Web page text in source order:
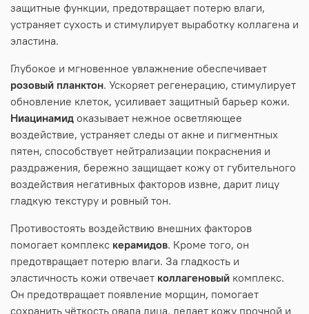
защитные функции, предотвращает потерю влаги,
устраняет сухость и стимулирует выработку коллагена и
эластина.
Глубокое и мгновенное увлажнение обеспечивает
розовый планктон. Ускоряет регенерацию, стимулирует
обновление клеток, усиливает защитный барьер кожи.
Ниацинамид оказывает нежное осветляющее
воздействие, устраняет следы от акне и пигментных
пятен, способствует нейтрализации покраснения и
раздражения, бережно защищает кожу от губительного
воздействия негативных факторов извне, дарит лицу
гладкую текстуру и ровный тон.
Противостоять воздействию внешних факторов
помогает комплекс керамидов. Кроме того, он
предотвращает потерю влаги. За гладкость и
эластичность кожи отвечает коллагеновый комплекс.
Он предотвращает появление морщин, помогает
сохранить чёткость овала лица, делает кожу прочной и